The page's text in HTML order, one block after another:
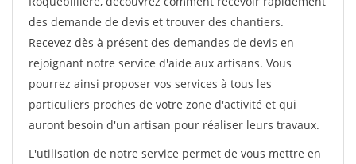
des demande de devis et trouver des chantiers.
Recevez dès à présent des demandes de devis en
rejoignant notre service d'aide aux artisans. Vous
pourrez ainsi proposer vos services à tous les
particuliers proches de votre zone d'activité et qui
auront besoin d'un artisan pour réaliser leurs travaux.
L'utilisation de notre service permet de vous mettre en